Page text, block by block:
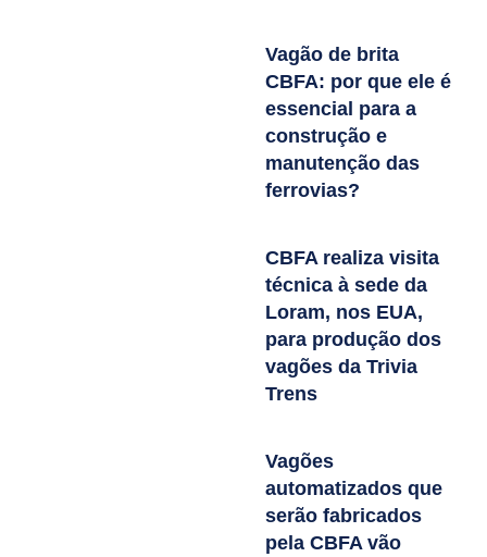
Vagão de brita
CBFA: por que ele é
essencial para a
construção e
manutenção das
ferrovias?
CBFA realiza visita
técnica à sede da
Loram, nos EUA,
para produção dos
vagões da Trivia
Trens
Vagões
automatizados que
serão fabricados
pela CBFA vão